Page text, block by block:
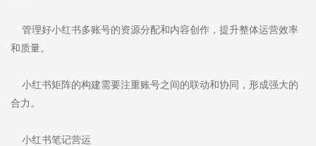
管理好小红书多账号的资源分配和内容创作，提升整体运营效率
和质量。
小红书矩阵的构建需要注重账号之间的联动和协同，形成强大的
合力。
小红书笔记营运